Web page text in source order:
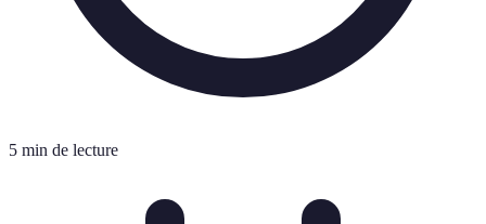
5 min de lecture